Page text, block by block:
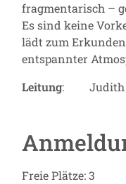
fragmentarisch –
Es sind keine
lädt zum
entspannter
Leitung: Judith
Freie Plätze: 3